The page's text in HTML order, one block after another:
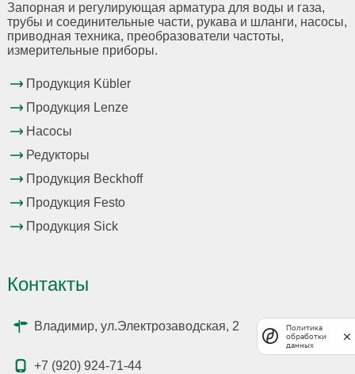
Запорная и регулирующая арматура для воды и газа,
трубы и соединительные части, рукава и шланги, насосы,
приводная техника, преобразователи частоты,
измерительные приборы.
Продукция Kübler
Продукция Lenze
Насосы
Редукторы
Продукция Beckhoff
Продукция Festo
Продукция Sick
Контакты
Владимир, ул.Электрозаводская, 2
+7 (920) 924-71-44
Политика
обработки
данных